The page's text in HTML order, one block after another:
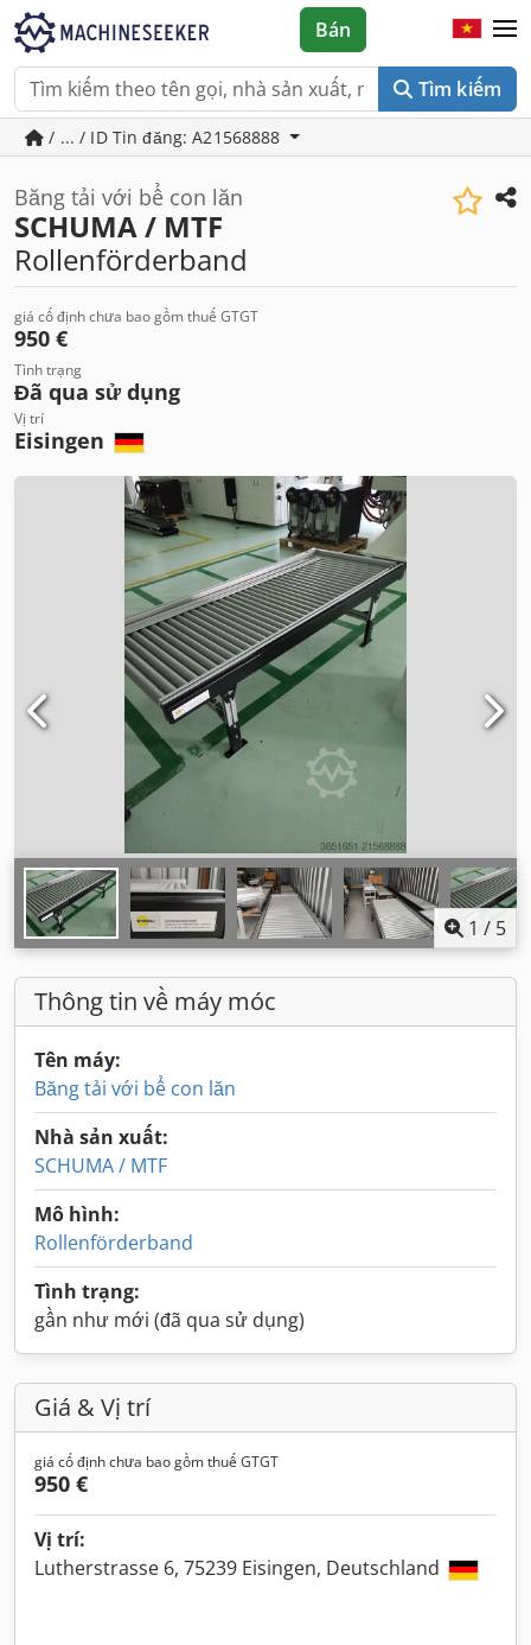
Tìm kiếm
Bán
/ ... / ID Tin đăng: A21568888
Băng tải với bể con lăn
SCHUMA / MTF
Rollenförderband
giá cố định chưa bao gồm thuế GTGT
950 €
Tình trạng
Đã qua sử dụng
Vị trí
Eisingen
1 / 5
Thông tin về máy móc
Tên máy:
Băng tải với bể con lăn
Nhà sản xuất:
SCHUMA / MTF
Mô hình:
Rollenförderband
Tình trạng:
gần như mới (đã qua sử dụng)
Giá & Vị trí
giá cố định chưa bao gồm thuế GTGT
950 €
Vị trí:
Lutherstrasse 6, 75239 Eisingen, Deutschland